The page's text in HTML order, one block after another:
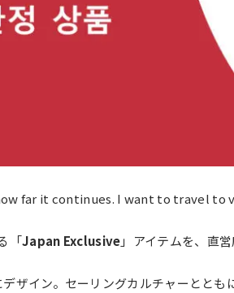
far it continues. I want to travel to
「Japan Exclusive」アイテムを、直
ザイン。セーリングカルチャーとと